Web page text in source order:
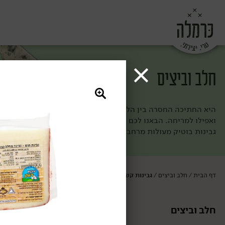
חלב וביצים
היא החתיכה החסרה בין הלחם לירקות (וגם הולכת מעולה עם
ואפילו למריחה. הבאנו לכם את מיטב הגבינות ומוצרי החלב
גבינות בוטיק מעולות מרחבי העולם. ככה אף פעם לא תחסר לכם
דף הבית / חלב וביצים /גבינות קשות
חלב וביצים גבינות קשות